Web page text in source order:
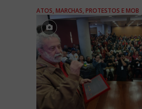
ATOS, MARCHAS, PROTESTOS E MOB